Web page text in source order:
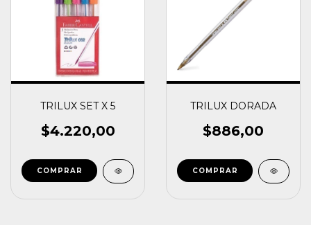
TRILUX SET X 5
$4.220,00
TRILUX DORADA
$886,00